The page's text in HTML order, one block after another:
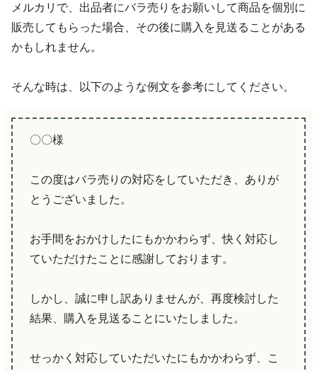
メルカリで、出品者にバラ売りをお願いして商品を個別に
販売してもらった場合、その後に購入を見送ることがある
かもしれません。
そんな時は、以下のような例文を参考にしてください。
〇〇様
この度はバラ売りの対応をしていただき、ありが
とうございました。
お手間をおかけしたにもかかわらず、快く対応し
ていただけたことに感謝しております。
しかし、誠に申し訳ありませんが、再度検討した
結果、購入を見送ることにいたしました。
せっかく対応していただいたにもかかわらず、こ